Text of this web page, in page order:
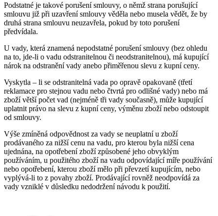
Podstatné je takové porušení smlouvy, o němž strana porušující
smlouvu již při uzavření smlouvy věděla nebo musela vědět, že by
druhá strana smlouvu neuzavřela, pokud by toto porušení
předvídala.
U vady, která znamená nepodstatné porušení smlouvy (bez ohledu
na to, jde-li o vadu odstranitelnou či neodstranitelnou), má kupující
nárok na odstranění vady anebo přiměřenou slevu z kupní ceny.
Vyskytla – li se odstranitelná vada po opravě opakovaně (třetí
reklamace pro stejnou vadu nebo čtvrtá pro odlišné vady) nebo má
zboží větší počet vad (nejméně tři vady současně), může kupující
uplatnit právo na slevu z kupní ceny, výměnu zboží nebo odstoupit
od smlouvy.
Výše zmíněná odpovědnost za vady se neuplatní u zboží
prodávaného za nižší cenu na vadu, pro kterou byla nižší cena
ujednána, na opotřebení zboží způsobené jeho obvyklým
používáním, u použitého zboží na vadu odpovídající míře používání
nebo opotřebení, kterou zboží mělo při převzetí kupujícím, nebo
vyplývá-li to z povahy zboží. Prodávající rovněž neodpovídá za
vady vzniklé v důsledku nedodržení návodu k použití.